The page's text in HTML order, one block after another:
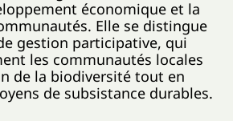
économique et la
Elle se distingue
gestion participative, qui
les communautés locales
de la biodiversité tout en
de subsistance durables.